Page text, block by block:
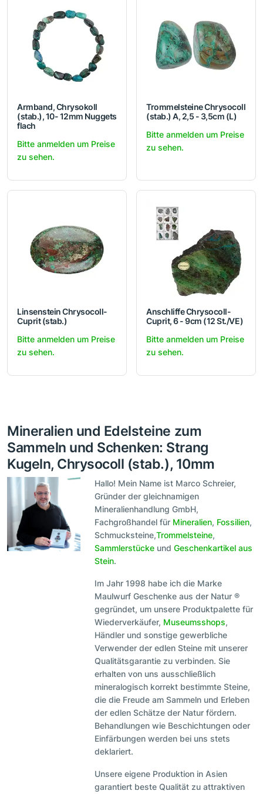
Armband, Chrysokoll
(stab.), 10- 12mm Nuggets
flach
Bitte anmelden um Preise
zu sehen.
Trommelsteine Chrysocoll
(stab.) A, 2,5 - 3,5cm (L)
Bitte anmelden um Preise
zu sehen.
Linsenstein Chrysocoll-
Cuprit (stab.)
Bitte anmelden um Preise
zu sehen.
Anschliffe Chrysocoll-
Cuprit, 6 - 9cm (12 St./VE)
Bitte anmelden um Preise
zu sehen.
Mineralien und Edelsteine zum
Sammeln und Schenken: Strang
Kugeln, Chrysocoll (stab.), 10mm
Hallo! Mein Name ist Marco Schreier,
Gründer der gleichnamigen
Mineralienhandlung GmbH,
Fachgroßhandel für Mineralien, Fossilien,
Schmucksteine,Trommelsteine,
Sammlerstücke undGeschenkartikel aus
Stein.
Im Jahr 1998 habe ich die Marke
Maulwurf Geschenke aus der Natur ®
gegründet, um unsere Produktpalette für
Wiederverkäufer, Museumsshops,
Händler und sonstige gewerbliche
Verwender der edlen Steine mit unserer
Qualitätsgarantie zu verbinden. Sie
erhalten von uns ausschließlich
mineralogisch korrekt bestimmte Steine,
die die Freude am Sammeln und Erleben
der edlen Schätze der Natur fördern.
Behandlungen wie Beschichtungen oder
Einfärbungen werden bei uns stets
deklariert.
Unsere eigene Produktion in Asien
garantiert beste Qualität zu attraktiven